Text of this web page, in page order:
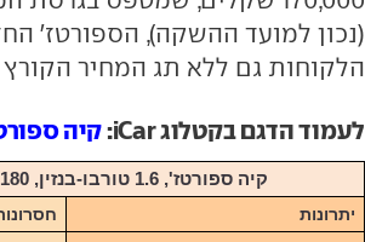
(נכון למועד ההשקה), הספורטז'
הלקוחות גם ללא תג המחיר הקורץ
לעמוד הדגם בקטלוג iCar: קיה
קיה ספורטז', 1.6 טורבו-בנזין, 180 כ"ס, מ-169,900 שקלים
יתרונות